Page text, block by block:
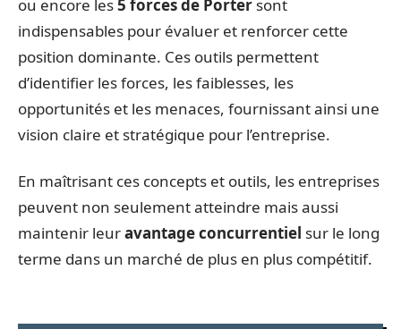
ou encore les5 forces de Porter sont
indispensables pour évaluer et renforcer cette
position dominante. Ces outils permettent
d’identifier les forces, les faiblesses, les
opportunités et les menaces, fournissant ainsi une
vision claire et stratégique pour l’entreprise.
En maîtrisant ces concepts et outils, les entreprises
peuvent non seulement atteindre mais aussi
maintenir leuravantage concurrentiel sur le long
terme dans un marché de plus en plus compétitif.